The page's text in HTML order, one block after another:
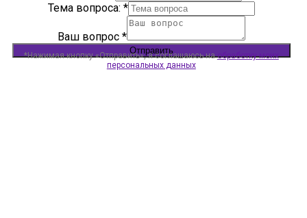
Тема вопроса: *
Ваш вопрос *
Отправить
*Нажимая кнопку «Отправить», я соглашаюсь наобработку моих
персональных данных